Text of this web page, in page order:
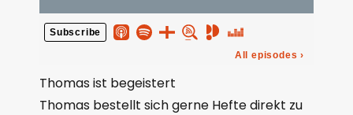
Thomas ist begeistert
Thomas bestellt sich gerne Hefte direkt zu